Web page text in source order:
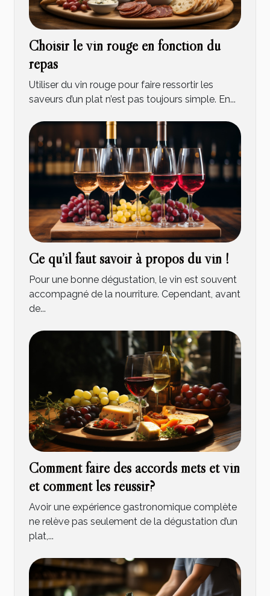
Choisir le vin rouge en fonction du
repas
Utiliser du vin rouge pour faire ressortir les
saveurs d’un plat n’est pas toujours simple. En...
Ce qu’il faut savoir à propos du vin !
Pour une bonne dégustation, le vin est souvent
accompagné de la nourriture. Cependant, avant
de...
Comment faire des accords mets et vin
et comment les réussir?
Avoir une expérience gastronomique complète
ne relève pas seulement de la dégustation d’un
plat,...